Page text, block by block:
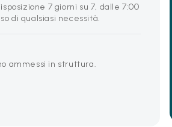
7 giorni su 7, dalle 7:00
di qualsiasi necessità.
ammessi in struttura.